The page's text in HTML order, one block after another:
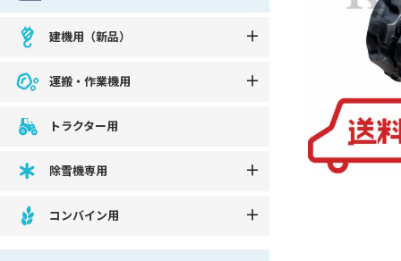
建機用（新品）
運搬・作業機用
トラクター用
除雪機専用
コンバイン用